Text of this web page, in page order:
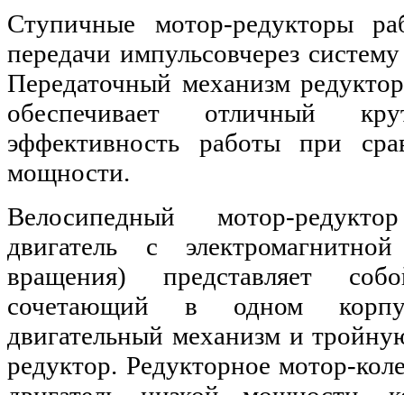
Ступичные мотор-редукторы
передачи импульсовчерез
Передаточный механизм
обеспечивает отличный
эффективность работы при
мощности.
Велосипедный мотор-
двигатель с
вращения) представляет
сочетающий в одном
двигательный механизм и
редуктор. Редукторное мотор-